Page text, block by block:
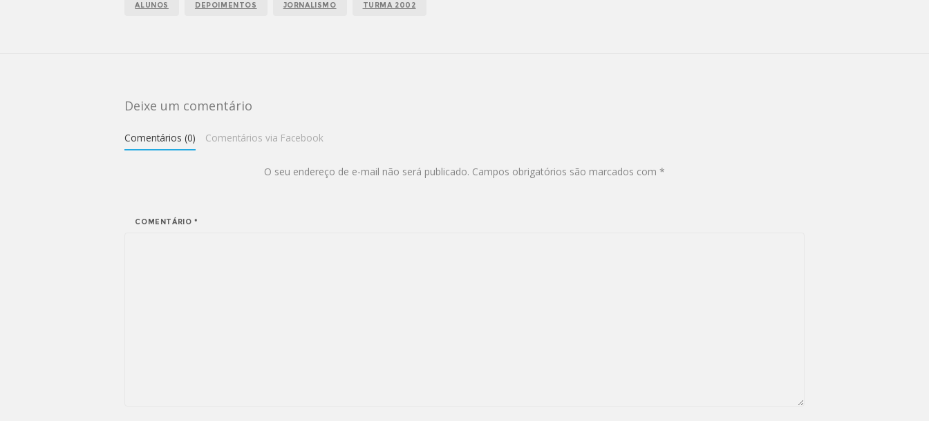
ALUNOS DEPOIMENTOS JORNALISMO TURMA 2002
Deixe um comentário
Comentários (0) Comentários via Facebook
O seu endereço de e-mail não será publicado. Campos obrigatórios são marcados com *
COMENTÁRIO *